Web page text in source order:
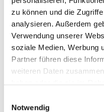
zu können und die
analysieren. Außerdem
Verwendung unserer
soziale Medien, Werbung
Partner führen diese
weiteren Daten
Notwendig
Aus eigener Herstellung
Qualitätsfutter aus
seit über 100 Jahren!